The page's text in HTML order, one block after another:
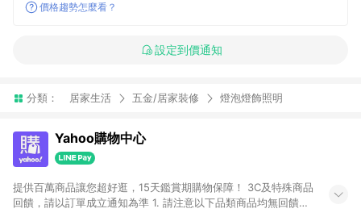
價格趨勢怎麼看？
設定到價通知
分類： 居家生活 五金/居家裝修 燈泡燈飾照明
Yahoo購物中心
提供百萬商品讓您超好逛，15天鑑賞期購物保障！ 3C及特殊商品
回饋，請以訂單成立通知為準 1. 請注意以下品類商品均無回饋：